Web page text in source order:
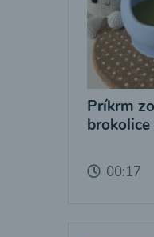
Príkrm
00:17